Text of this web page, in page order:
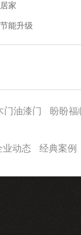
家
能升级
门油漆门 盼盼福
业动态 经典案例